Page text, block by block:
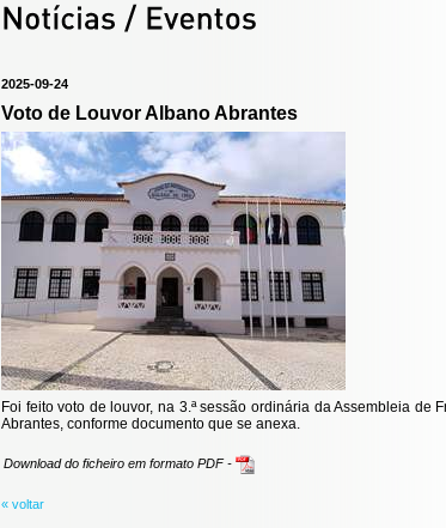
2025-09-24
Voto de Louvor Albano Abrantes
Foi feito voto de louvor, na 3.ª sessão ordinária da Assembleia
Abrantes, conforme documento que se anexa.
Download do ficheiro em formato PDF -
« voltar